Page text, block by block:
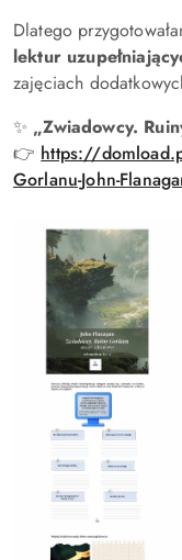
Dlatego
lektur
zajęciach
✨ „Zwiadowcy.
👉 https://
Gorlanu-John-